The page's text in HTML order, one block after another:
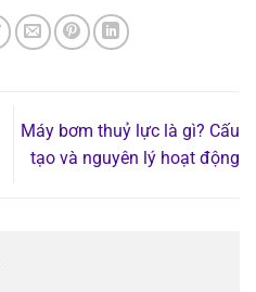
Máy bơm thuỷ lực là gì? Cấu
tạo và nguyên lý hoạt động